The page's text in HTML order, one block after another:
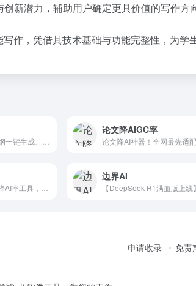
新潜力，辅助用户确定更具价值的写作方向
作，凭借其技术基础与功能完整性，为学
论文降AIGC率
边界AI
申请收录 免责